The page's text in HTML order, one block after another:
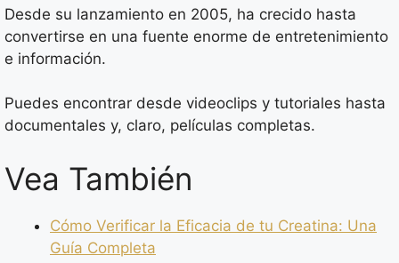
Desde su lanzamiento en 2005, ha crecido hasta
convertirse en una fuente enorme de entretenimiento
e información.
Puedes encontrar desde videoclips y tutoriales hasta
documentales y, claro, películas completas.
Vea También
Cómo Verificar la Eficacia de tu Creatina: Una
Guía Completa